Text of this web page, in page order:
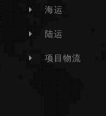
海运
陆运
项目物流